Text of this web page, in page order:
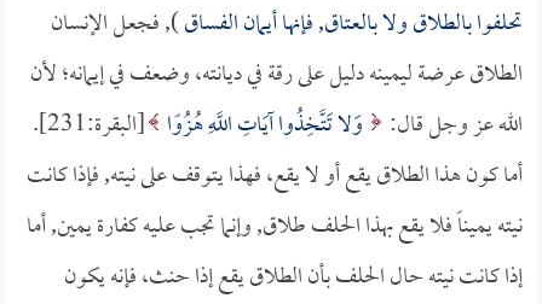
تحلفوا بالطلاق ولا بالعتاق, فإنها أيمان الفساق), فجعل الإنسان
الطلاق عرضة ليمينه دليل على رقة في ديانته، وضعف في إيمانه؛ لأن
الله عز وجل قال:
وَلا تَتَّخِذُوا آيَاتِ اللَّهِ هُزُوًا [البقرة:231].
أما كون هذا الطلاق يقع أو لا يقع، فهذا يتوقف على نيته, فإذا كانت
نيته يميناً فلا يقع بهذا الحلف طلاق, وإنما تجب عليه كفارة يمين, أما
إذا كانت نيته حال الحلف بأن الطلاق يقع إذا حنث، فإنه يكون